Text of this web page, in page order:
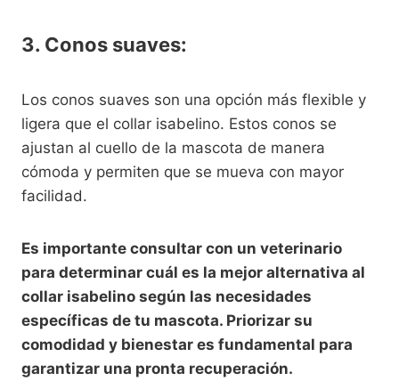
3. Conos suaves:
Los conos suaves son una opción más flexible y
ligera que el collar isabelino. Estos conos se
ajustan al cuello de la mascota de manera
cómoda y permiten que se mueva con mayor
facilidad.
Es importante consultar con un veterinario
para determinar cuál es la mejor alternativa al
collar isabelino según las necesidades
específicas de tu mascota. Priorizar su
comodidad y bienestar es fundamental para
garantizar una pronta recuperación.